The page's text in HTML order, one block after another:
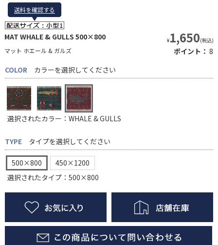
送料を確認する
送料を確認する
MAT WHALE & GULLS 500×800
マット ホエール & ガルズ
¥1,650(税込)
ポイント： 8
COLOR
カラーを選択してください
選択されたカラー：WHALE & GULLS
TYPE タイプを選択してください
500×800
450×1200
選択されたタイプ：500×800